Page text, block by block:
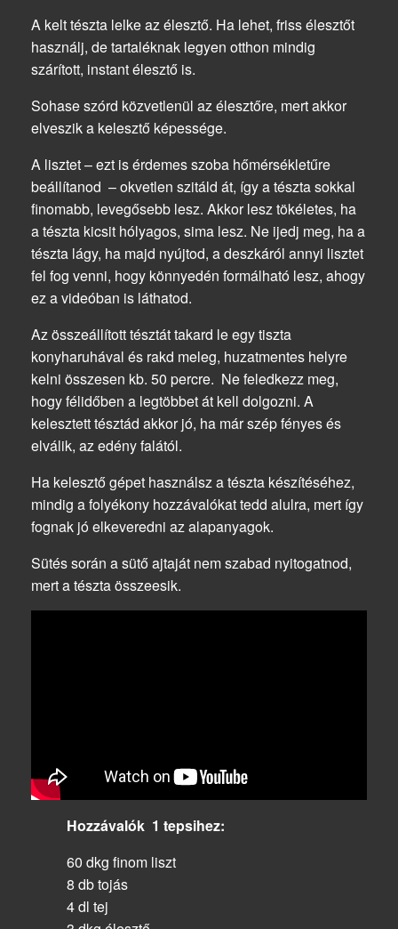
A kelt tészta lelke az élesztő. Ha lehet, friss élesztőt
használj, de tartaléknak legyen otthon mindig
szárított, instant élesztő is.
Sohase szórd közvetlenül az élesztőre, mert akkor
elveszik a kelesztő képessége.
A lisztet – ezt is érdemes szoba hőmérsékletűre
beállítanod – okvetlen szitáld át, így a tészta sokkal
finomabb, levegősebb lesz. Akkor lesz tökéletes, ha
a tészta kicsit hólyagos, sima lesz. Ne ijedj meg, ha a
tészta lágy, ha majd nyújtod, a deszkáról annyi lisztet
fel fog venni, hogy könnyedén formálható lesz, ahogy
ez a videóban is láthatod.
Az összeállított tésztát takard le egy tiszta
konyharuhával és rakd meleg, huzatmentes helyre
kelni összesen kb. 50 percre. Ne feledkezz meg,
hogy félidőben a legtöbbet át kell dolgozni. A
kelesztett tésztád akkor jó, ha már szép fényes és
elválik, az edény falától.
Ha kelesztő gépet használsz a tészta készítéséhez,
mindig a folyékony hozzávalókat tedd alulra, mert így
fognak jó elkeveredni az alapanyagok.
Sütés során a sütő ajtaját nem szabad nyitogatnod,
mert a tészta összeesik.
Hozzávalók 1 tepsihez:
60 dkg finom liszt
8 db tojás
4 dl tej